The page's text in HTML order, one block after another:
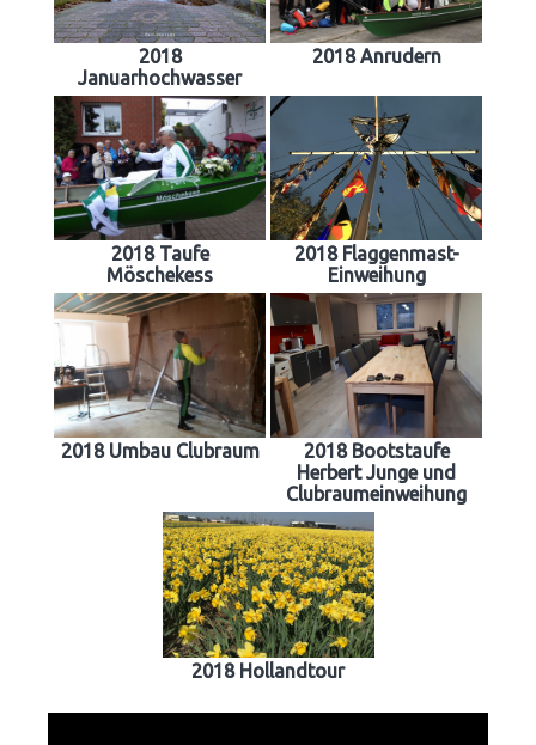
2018
Januarhochwasser
2018 Anrudern
2018 Taufe
Möschekess
2018 Flaggenmast-
Einweihung
2018 Umbau Clubraum
2018 Bootstaufe
Herbert Junge und
Clubraumeinweihung
2018 Hollandtour